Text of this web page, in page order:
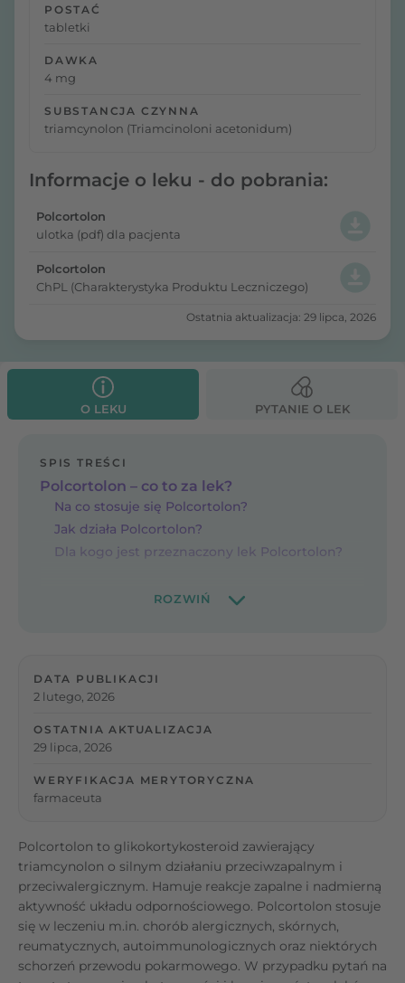
POSTAĆ
tabletki
DAWKA
4 mg
SUBSTANCJA CZYNNA
triamcynolon (Triamcinoloni acetonidum)
Informacje o leku - do pobrania:
Polcortolon
ulotka (pdf) dla pacjenta
Polcortolon
ChPL (Charakterystyka Produktu Leczniczego)
Ostatnia aktualizacja: 29 lipca, 2026
O LEKU PYTANIE O LEK
SPIS TREŚCI
Polcortolon – co to za lek?
Na co stosuje się Polcortolon?
Jak działa Polcortolon?
Dla kogo jest przeznaczony lek Polcortolon?
DATA PUBLIKACJI
2 lutego, 2026
OSTATNIA AKTUALIZACJA
29 lipca, 2026
WERYFIKACJA MERYTORYCZNA
farmaceuta
Polcortolon to glikokortykosteroid zawierający
triamcynolon o silnym działaniu przeciwzapalnym i
przeciwalergicznym. Hamuje reakcje zapalne i nadmierną
aktywność układu odpornościowego. Polcortolon stosuje
się w leczeniu m.in. chorób alergicznych, skórnych,
reumatycznych, autoimmunologicznych oraz niektórych
schorzeń przewodu pokarmowego. W przypadku pytań na